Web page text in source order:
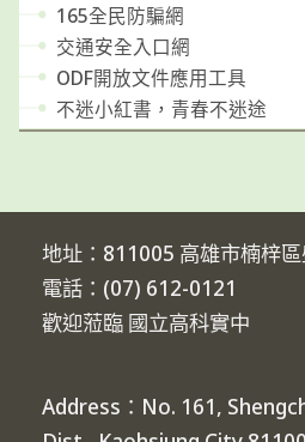
165全民防騙網
交通安全入口網
ODF開放文件應用工具
不迷小紅書，青春不迷途
地址：811005 高雄市楠梓
電話：(07) 612-0121
歡迎蒞臨 國立高科實中
Address：No. 161,